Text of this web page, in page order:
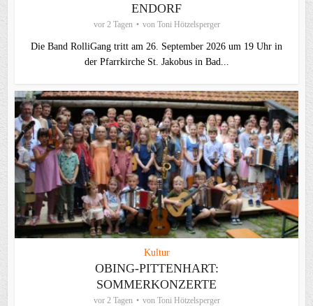
ENDORF
vor 2 Tagen von Toni Hötzelsperger
Die Band RolliGang tritt am 26. September 2026 um 19 Uhr in
der Pfarrkirche St. Jakobus in Bad...
Kultur
OBING-PITTENHART:
SOMMERKONZERTE
vor 2 Tagen von Toni Hötzelsperger